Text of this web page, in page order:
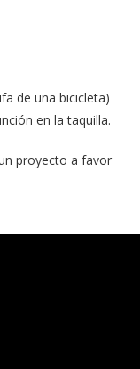
de una bicicleta)
en la taquilla.
proyecto a favor